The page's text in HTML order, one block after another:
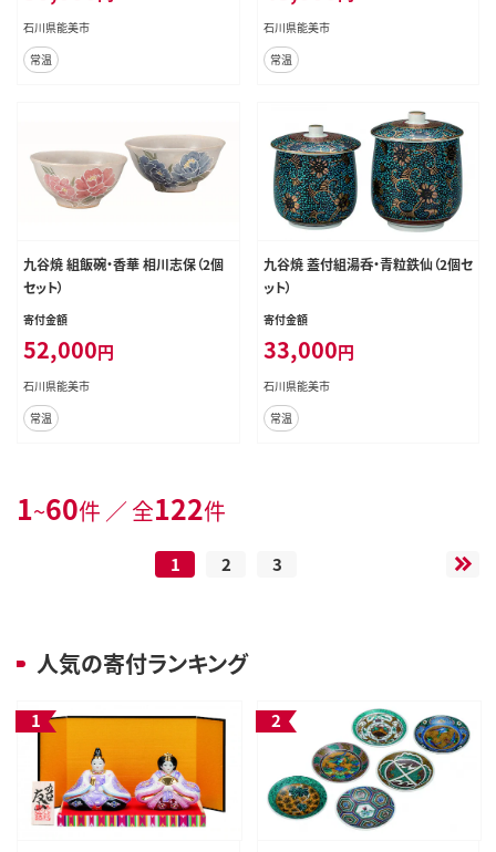
石川県能美市
常温
石川県能美市
常温
九谷焼 組飯碗・香華 相川志保（2個
セット）
寄付金額
52,000円
石川県能美市
常温
九谷焼 蓋付組湯呑・青粒鉄仙（2個セ
ット）
寄付金額
33,000円
石川県能美市
常温
1~60件 ／ 全122件
1 2 3
人気の寄付ランキング